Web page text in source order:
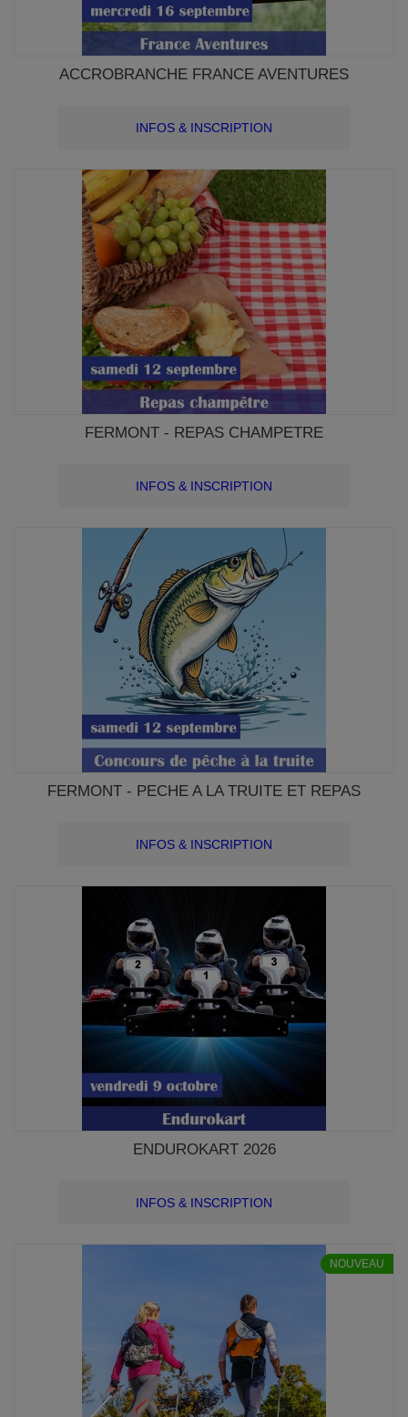
ACCROBRANCHE FRANCE AVENTURES
INFOS & INSCRIPTION
FERMONT - REPAS CHAMPETRE
INFOS & INSCRIPTION
FERMONT - PECHE A LA TRUITE ET REPAS
INFOS & INSCRIPTION
ENDUROKART 2026
INFOS & INSCRIPTION
NOUVEAU